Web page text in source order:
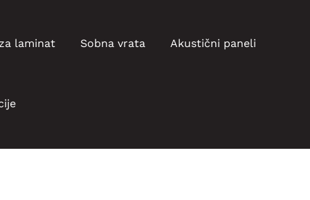
laminat Sobna vrata Akustični paneli